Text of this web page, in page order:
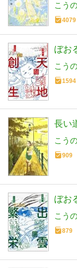
こう
4079
ぼお
こう
1594
長い
こう
909
ぼお
こう
879